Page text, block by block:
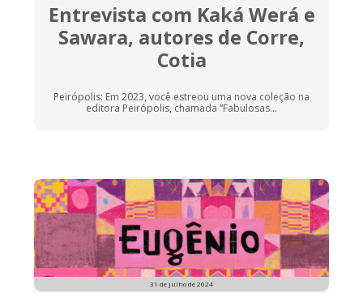
Entrevista com Kaká Werá e
Sawara, autores de Corre,
Cotia
Peirópolis: Em 2023, você estreou uma nova coleção na
editora Peirópolis, chamada “Fabulosas...
31 de julho de 2024